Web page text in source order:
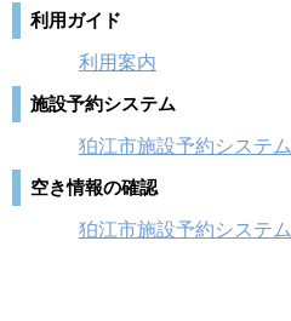
利用ガイド
利用案内
施設予約システム
狛江市施設予約システム
空き情報の確認
狛江市施設予約システム